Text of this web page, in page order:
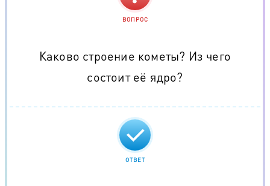
ВОПРОС
Каково строение кометы? Из чего
состоит её ядро?
ОТВЕТ